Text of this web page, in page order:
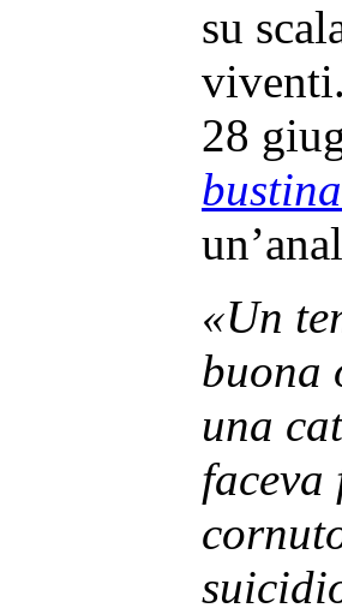
su
28
«Un
buona
una
faceva